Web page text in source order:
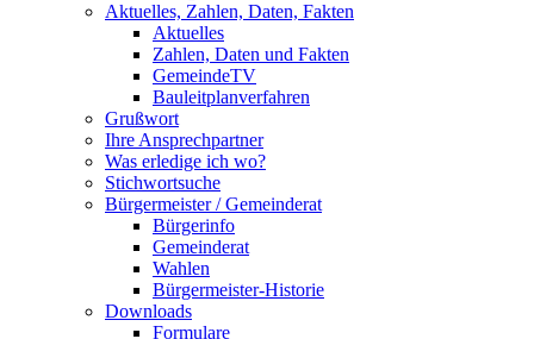
Aktuelles, Zahlen, Daten, Fakten
Aktuelles
Zahlen, Daten und Fakten
GemeindeTV
Bauleitplanverfahren
Grußwort
Ihre Ansprechpartner
Was erledige ich wo?
Stichwortsuche
Bürgermeister / Gemeinderat
Bürgerinfo
Gemeinderat
Wahlen
Bürgermeister-Historie
Downloads
Formulare